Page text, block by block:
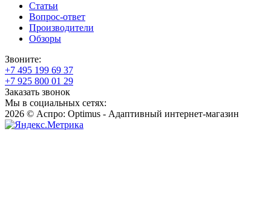
Статьи
Вопрос-ответ
Производители
Обзоры
Звоните:
+7 495 199 69 37
+7 925 800 01 29
Заказать звонок
Мы в социальных сетях:
2026 © Аспро: Optimus - Адаптивный интернет-магазин